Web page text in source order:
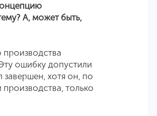
А, может быть,
ошибку допустили
хотя он, по
только